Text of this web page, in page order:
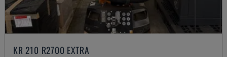
KR 210 R2700 EXTRA